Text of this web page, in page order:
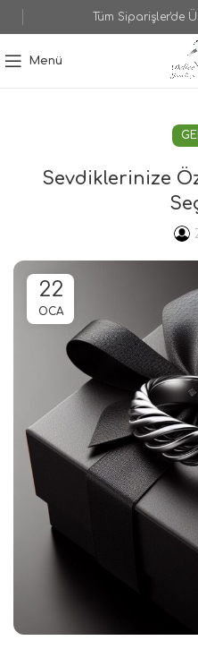
Tüm Siparişler'de
Menü
Sevdiklerinize
22
OCA